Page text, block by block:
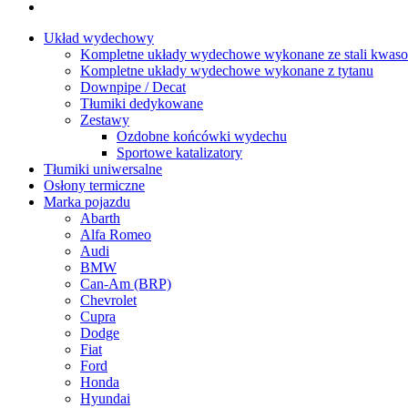
Układ wydechowy
Kompletne układy wydechowe wykonane ze stali
Kompletne układy wydechowe wykonane z tytanu
Downpipe / Decat
Tłumiki dedykowane
Zestawy
Ozdobne końcówki wydechu
Sportowe katalizatory
Tłumiki uniwersalne
Osłony termiczne
Marka pojazdu
Abarth
Alfa Romeo
Audi
BMW
Can-Am (BRP)
Chevrolet
Cupra
Dodge
Fiat
Ford
Honda
Hyundai